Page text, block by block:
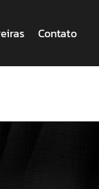
Contato